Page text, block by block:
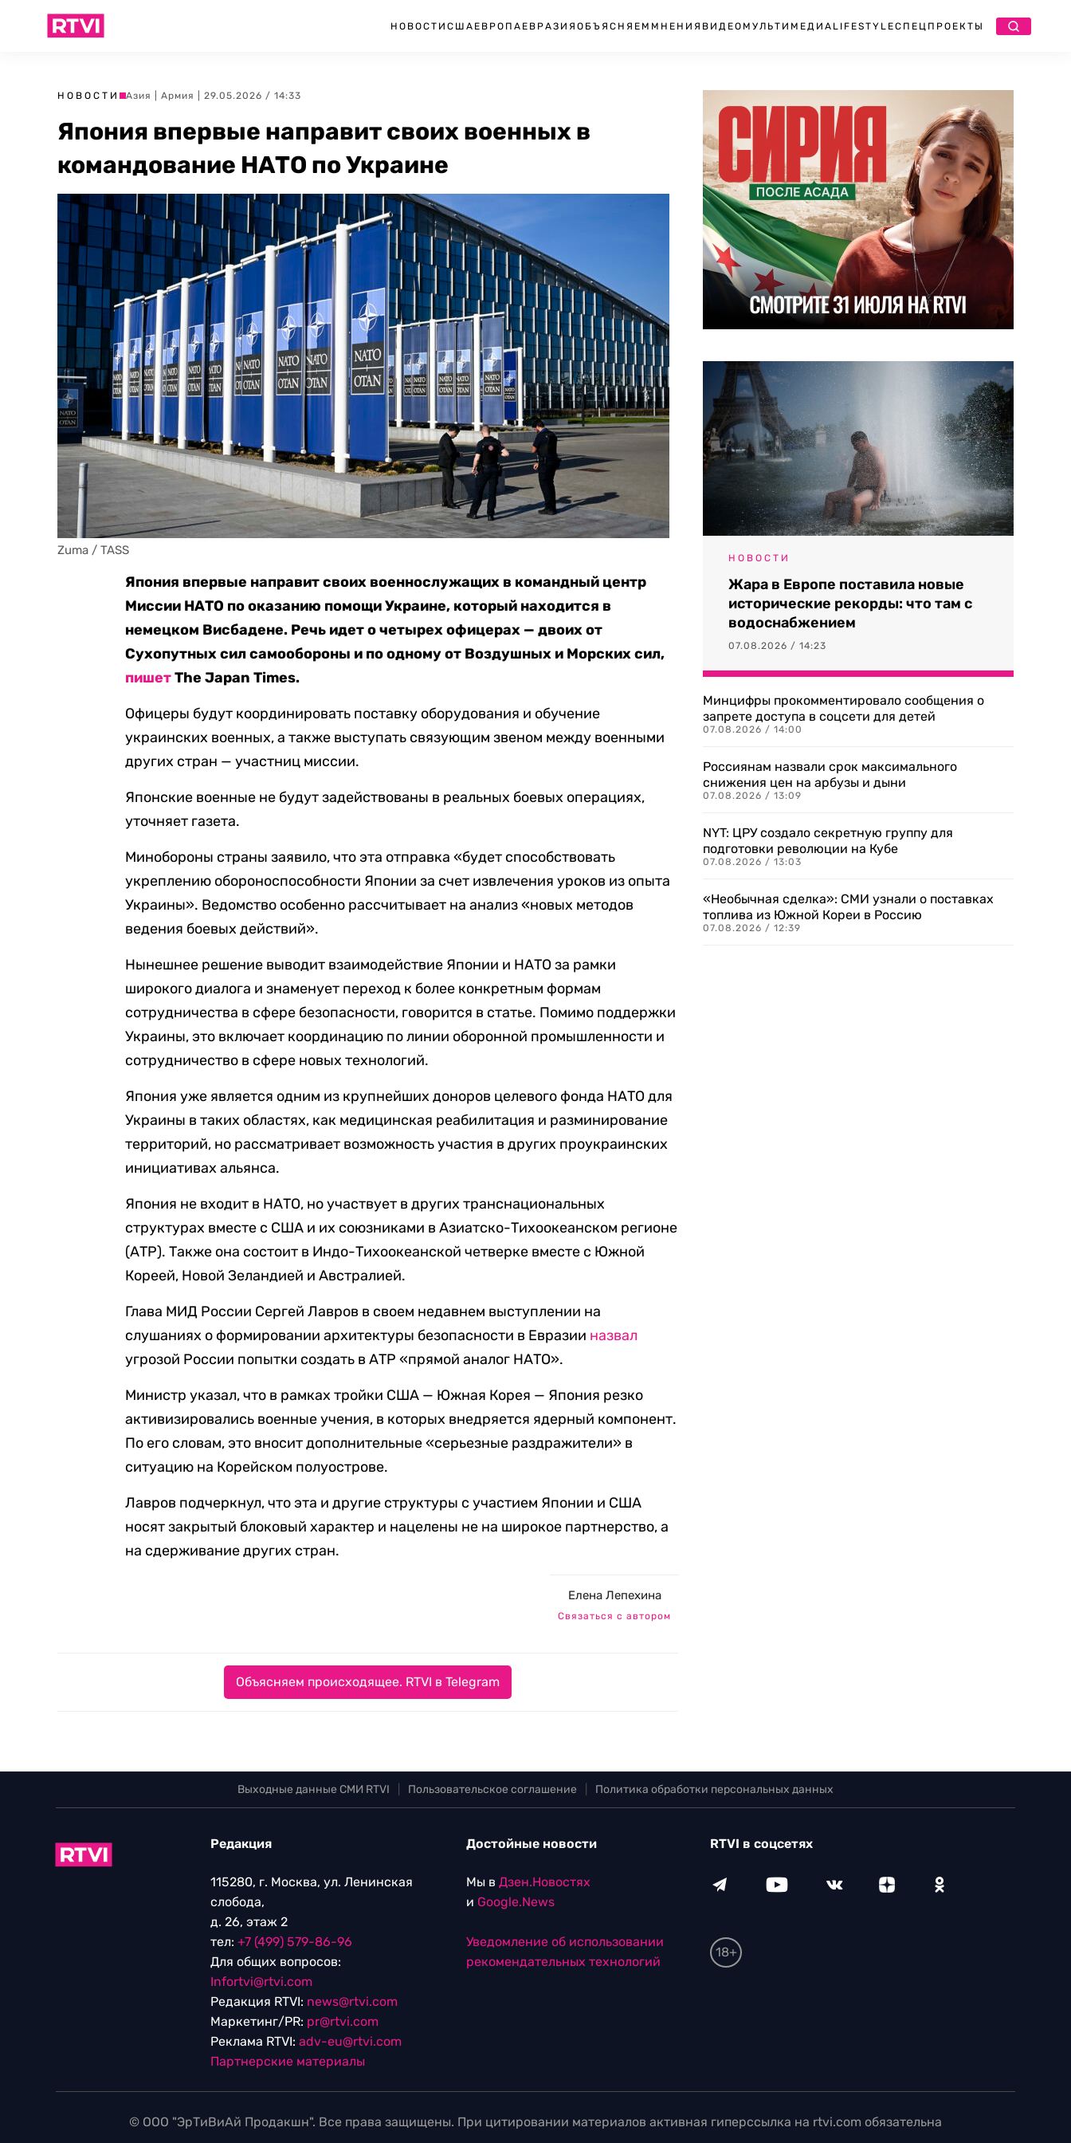
НОВОСТИ США ЕВРОПА ЕВРАЗИЯ ОБЪЯСНЯЕМ МНЕНИЯ ВИДЕО МУЛЬТИМЕДИА LIFESTYLEСПЕЦПРОЕКТЫ
НОВОСТИ Азия Армия | 29.05.2026 / 14:33
Япония впервые направит своих военных в
командование НАТО по Украине
Zuma / TASS
Япония впервые направит своих военнослужащих в командный центр
Миссии НАТО по оказанию помощи Украине, который находится в
немецком Висбадене. Речь идет о четырех офицерах — двоих от
Сухопутных сил самообороны и по одному от Воздушных и Морских сил,
пишетThe Japan Times.
Офицеры будут координировать поставку оборудования и обучение
украинских военных, а также выступать связующим звеном между военными
других стран — участниц миссии.
Японские военные не будут задействованы в реальных боевых операциях,
уточняет газета.
Минобороны страны заявило, что эта отправка «будет способствовать
укреплению обороноспособности Японии за счет извлечения уроков из опыта
Украины». Ведомство особенно рассчитывает на анализ «новых методов
ведения боевых действий».
Нынешнее решение выводит взаимодействие Японии и НАТО за рамки
широкого диалога и знаменует переход к более конкретным формам
сотрудничества в сфере безопасности, говорится в статье. Помимо поддержки
Украины, это включает координацию по линии оборонной промышленности и
сотрудничество в сфере новых технологий.
Япония уже является одним из крупнейших доноров целевого фонда НАТО для
Украины в таких областях, как медицинская реабилитация и разминирование
территорий, но рассматривает возможность участия в других проукраинских
инициативах альянса.
Япония не входит в НАТО, но участвует в других транснациональных
структурах вместе с США и их союзниками в Азиатско-Тихоокеанском регионе
(АТР). Также она состоит в Индо-Тихоокеанской четверке вместе с Южной
Кореей, Новой Зеландией и Австралией.
Глава МИД России Сергей Лавров в своем недавнем выступлении на
слушаниях о формировании архитектуры безопасности в Евразии назвал
угрозой России попытки создать в АТР «прямой аналог НАТО».
Министр указал, что в рамках тройки США — Южная Корея — Япония резко
активизировались военные учения, в которых внедряется ядерный компонент.
По его словам, это вносит дополнительные «серьезные раздражители» в
ситуацию на Корейском полуострове.
Лавров подчеркнул, что эта и другие структуры с участием Японии и США
носят закрытый блоковый характер и нацелены не на широкое партнерство, а
на сдерживание других стран.
Елена Лепехина
Связаться с автором
Объясняем происходящее. RTVI в Telegram
НОВОСТИ
Жара в Европе поставила новые
исторические рекорды: что там с
водоснабжением
07.08.2026 / 14:23
Минцифры прокомментировало сообщения о
запрете доступа в соцсети для детей
07.08.2026 / 14:00
Россиянам назвали срок максимального
снижения цен на арбузы и дыни
07.08.2026 / 13:09
NYT: ЦРУ создало секретную группу для
подготовки революции на Кубе
07.08.2026 / 13:03
«Необычная сделка»: СМИ узнали о поставках
топлива из Южной Кореи в Россию
07.08.2026 / 12:39
Выходные данные СМИ RTVI Пользовательское соглашение Политика обработки персональных данных
Редакция
115280, г. Москва, ул. Ленинская
слобода,
д. 26, этаж 2
тел: +7 (499) 579-86-96
Для общих вопросов:
Infortvi@rtvi.com
Редакция RTVI: news@rtvi.com
Маркетинг/PR: pr@rtvi.com
Реклама RTVI: adv-eu@rtvi.com
Партнерские материалы
Достойные новости
Мы в Дзен.Новостях
и Google.News
Уведомление об использовании
рекомендательных технологий
RTVI в соцсетях
18+
© ООО "ЭрТиВиАй Продакшн". Все права защищены. При цитировании материалов активная гиперссылка на rtvi.com обязательна